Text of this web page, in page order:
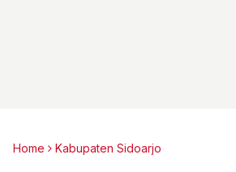
Home Kabupaten Sidoarjo